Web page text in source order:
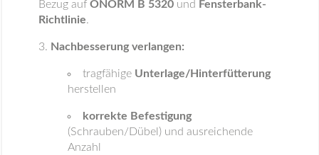
Bezug auf ÖNORM B 5320 und Fensterbank-
Richtlinie.
Nachbesserung verlangen:
tragfähige Unterlage/Hinterfütterung
herstellen
korrekte Befestigung
(Schrauben/Dübel) und ausreichende
Anzahl